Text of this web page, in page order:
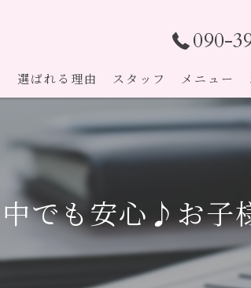
090-
選ばれる理由 スタッフ メニュー
でも安心♪お子